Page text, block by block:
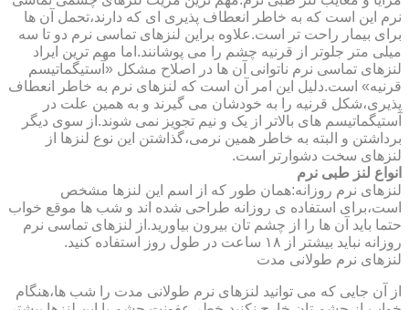
نرم این است که به خاطر انعطاف پذیری ای که دارند،تحمل آن ها
برای بیمار راحت تر است.علاوه براین لنزهای تماسی نرم دو تا سه
میلی متر جلوتر از قرنیه چشم را می پوشانند.اما مهم ترین ایراد
لنزهای تماسی نرم ناتوانی آن ها در اصلاح مشکل «آستیگماتیسم
قرنیه» است.دلیل این امر آن است که لنزهای نرم به خاطر انعطاف
پذیری،شکل قرنیه را به خودشان می گیرند و به همین علت در
آستیگماتیسم های بالاتر از یک و نیم تجویز نمی شوند.از سوی دیگر
برداشتن و البته به خاطر همین نرمی،گذاشتن این نوع لنزها از
لنزهای سخت دشوارتر است.
انواع لنز طبی نرم
لنزهای نرم روزانه:همان طور که از اسم این لنزها مشخص
است،برای استفاده ی روزانه طراحی شده اند و شب ها موقع خواب
حتما باید آن ها را از چشم تان بیرون بیاورید.از لنزهای تماسی نرم
روزانه نباید بیشتر از ۱۸ ساعت در طول روز استفاده کنید.
لنزهای نرم طولانی مدت
از آن جایی که می توانید لنزهای نرم طولانی مدت را شب ها،هنگام